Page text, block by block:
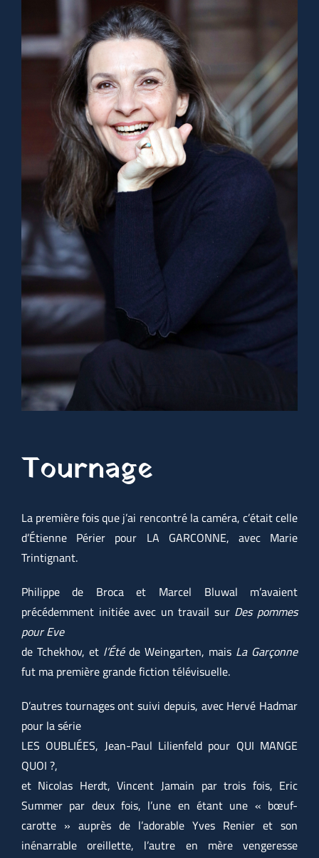
Tournage
La première fois que j’ai rencontré la caméra, c’était celle
d’Étienne Périer pour LA GARCONNE, avec Marie
Trintignant.
Philippe de Broca et Marcel Bluwal m’avaient
précédemment initiée avec un travail sur Des pommes
pour Eve
de Tchekhov, et l’Étéde Weingarten, mais La Garçonne
fut ma première grande fiction télévisuelle.
D’autres tournages ont suivi depuis, avec Hervé Hadmar
pour la série
LES OUBLIÉES, Jean-Paul Lilienfeld pour QUI MANGE
QUOI ?,
et Nicolas Herdt, Vincent Jamain par trois fois, Eric
Summer par deux fois, l’une en étant une « bœuf-
carotte » auprès de l’adorable Yves Renier et son
inénarrable oreillette, l’autre en mère vengeresse